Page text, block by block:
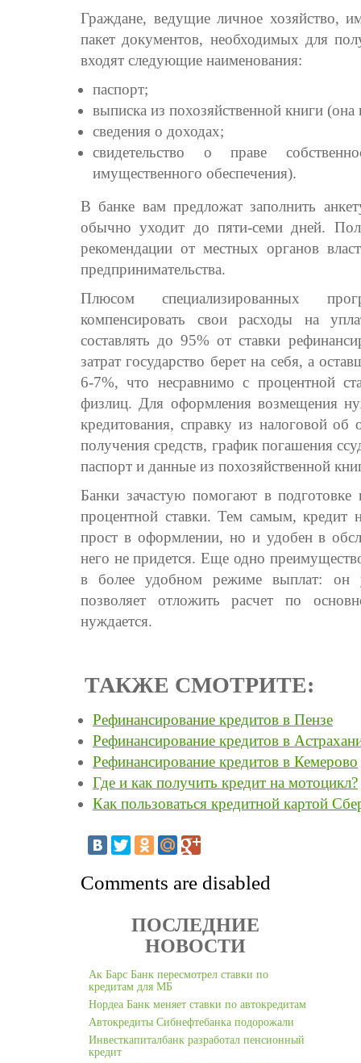
Граждане, ведущие личное хозяйство,
пакет документов, необходимых для
входят следующие наименования:
паспорт;
выписка из похозяйственной книги
сведения о доходах;
свидетельство о праве
имущественного обеспечения).
В банке вам предложат заполнить
обычно уходит до пяти-семи дней.
рекомендации от местных органов
предпринимательства.
Плюсом специализированных
компенсировать свои расходы на
составлять до 95% от ставки
затрат государство берет на себя, а
6-7%, что несравнимо с процентной
физлиц. Для оформления возмещения
кредитования, справку из налоговой об
получения средств, график погашения
паспорт и данные из похозяйственной
Банки зачастую помогают в подготовке
процентной ставки. Тем самым, кредит
прост в оформлении, но и удобен в
него не придется. Еще одно
в более удобном режиме выплат: он
позволяет отложить расчет по
нуждается.
ТАКЖЕ СМОТРИТЕ:
Рефинансирование кредитов в Пензе
Рефинансирование кредитов в
Рефинансирование кредитов в Кемерово
Где и как получить кредит на мотоцикл?
Как пользоваться кредитной картой
Comments are disabled
ПОСЛЕДНИЕ
НОВОСТИ
Ак Барс Банк пересмотрел ставки по
кредитам для МБ
Нордеа Банк меняет ставки по автокредитам
Автокредиты Сибнефтебанка подорожали
Инвесткапиталбанк разработал пенсионный
кредит